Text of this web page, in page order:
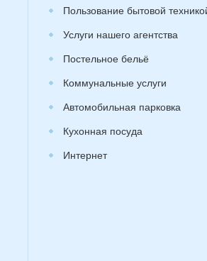
Пользование бытовой
Услуги нашего агентства
Постельное бельё
Коммунальные услуги
Автомобильная парковка
Кухонная посуда
Интернет